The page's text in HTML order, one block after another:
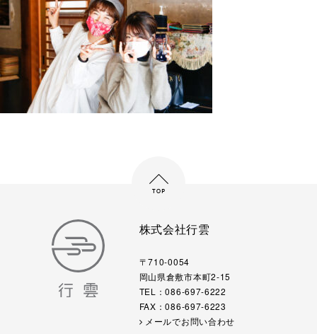
株式会社行雲
〒710-0054
岡山県倉敷市本町2-15
TEL：086-697-6222
FAX：086-697-6223
メールでお問い合わせ